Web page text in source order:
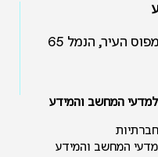
בניין עמיר, אוניברסיטת חיפה, קמפוס העיר, הנמל 65
המחשב והמידע
המחשב והמידע